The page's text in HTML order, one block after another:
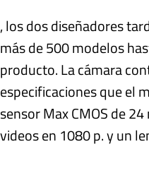
, los dos diseñadores
más de 500 modelos
producto. La cámara
especificaciones que el
sensor Max CMOS de
videos en 1080 p. y un